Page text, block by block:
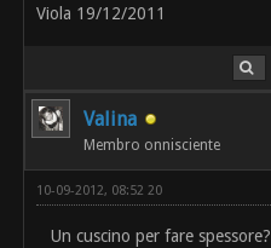
Viola 19/12/2011
Valina
Membro onnisciente
10-09-2012, 08:52 20
Un cuscino per fare spessore?